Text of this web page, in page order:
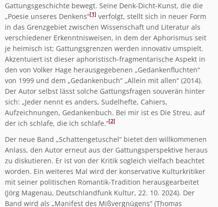
Gattungsgeschichte bewegt. Seine Denk-Dicht-Kunst, die die
„Poesie unseres Denkens“[1] verfolgt, stellt sich in neuer Form
in das Grenzgebiet zwischen Wissenschaft und Literatur als
verschiedener Erkenntnisweisen, in dem der Aphorismus seit
je heimisch ist; Gattungsgrenzen werden innovativ umspielt.
Akzentuiert ist dieser aphoristisch-fragmentarische Aspekt in
den von Volker Hage herausgegebenen „Gedankenfluchten“
von 1999 und dem „Gedankenbuch“ „Allein mit allen“ (2014).
Der Autor selbst lässt solche Gattungsfragen souverän hinter
sich: „Jeder nennt es anders, Sudelhefte, Cahiers,
Aufzeichnungen, Gedankenbuch. Bei mir ist es Die Streu, auf
der ich schlafe, die ich schlafe.“[2]
Der neue Band „Schattengetuschel“ bietet den willkommenen
Anlass, den Autor erneut aus der Gattungsperspektive heraus
zu diskutieren. Er ist von der Kritik sogleich vielfach beachtet
worden. Ein weiteres Mal wird der konservative Kulturkritiker
mit seiner politischen Romantik-Tradition herausgearbeitet
(Jörg Magenau, Deutschlandfunk Kultur, 22. 10. 2024). Der
Band wird als „Manifest des Mißvergnügens“ (Thomas